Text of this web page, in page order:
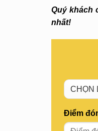
Quý khách
nhất!
Điểm